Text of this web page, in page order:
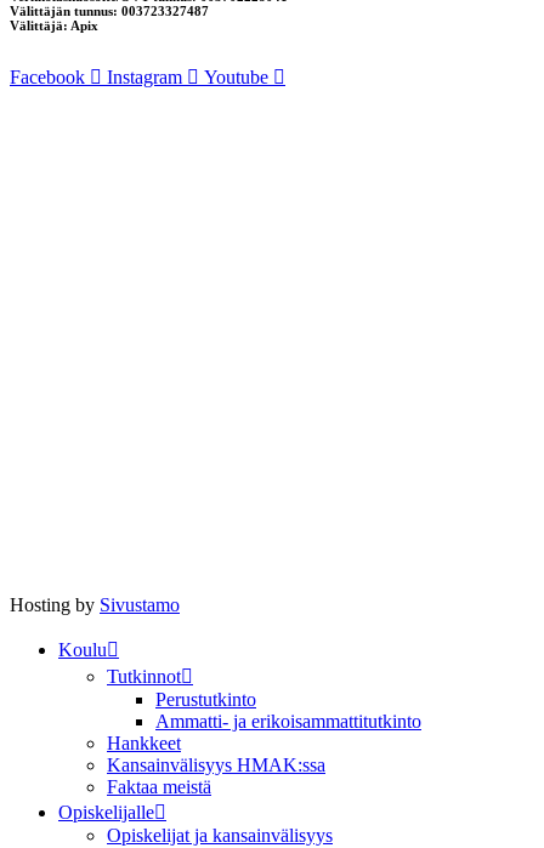
Välittäjän tunnus: 003723327487
Välittäjä: Apix
Facebook Instagram Youtube
Hosting by Sivustamo
Koulu
Tutkinnot
Perustutkinto
Ammatti- ja erikoisammattitutkinto
Hankkeet
Kansainvälisyys HMAK:ssa
Faktaa meistä
Opiskelijalle
Opiskelijat ja kansainvälisyys